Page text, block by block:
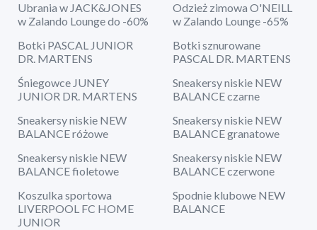
Ubrania w JACK&JONES
w Zalando Lounge do -60%
Odzież zimowa O'NEILL
w Zalando Lounge -65%
Botki PASCAL JUNIOR
DR. MARTENS
Botki sznurowane
PASCAL DR. MARTENS
Śniegowce JUNEY
JUNIOR DR. MARTENS
Sneakersy niskie NEW
BALANCE czarne
Sneakersy niskie NEW
BALANCE różowe
Sneakersy niskie NEW
BALANCE granatowe
Sneakersy niskie NEW
BALANCE fioletowe
Sneakersy niskie NEW
BALANCE czerwone
Koszulka sportowa
LIVERPOOL FC HOME
JUNIOR
Spodnie klubowe NEW
BALANCE